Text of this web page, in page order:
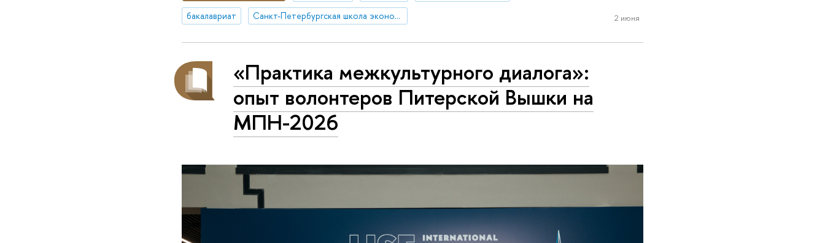
бакалавриат
Санкт-Петербургская школа экономики и менеджмента 2 июня
«Практика межкультурного диалога»:
опыт волонтеров Питерской Вышки на
МПН-2026